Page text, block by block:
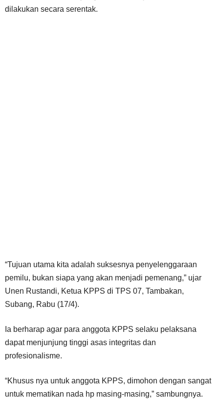
dilakukan secara serentak.
“Tujuan utama kita adalah suksesnya penyelenggaraan
pemilu, bukan siapa yang akan menjadi pemenang,” ujar
Unen Rustandi, Ketua KPPS di TPS 07, Tambakan,
Subang, Rabu (17/4).
Ia berharap agar para anggota KPPS selaku pelaksana
dapat menjunjung tinggi asas integritas dan
profesionalisme.
“Khusus nya untuk anggota KPPS, dimohon dengan sangat
untuk mematikan nada hp masing-masing,” sambungnya.